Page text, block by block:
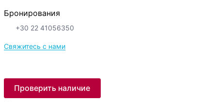
Бронирования
+30 22 41056350
Свяжитесь с нами
Проверить наличие